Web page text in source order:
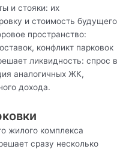
и стояки: их
и стоимость будущего
пространство:
конфликт парковок
ликвидность: спрос в
аналогичных ЖК,
дохода.
жилого комплекса
сразу несколько